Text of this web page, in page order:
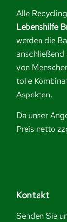
Alle
Lebenshilfe
werden die
anschließend
von
tolle
Aspekten.
Da unser
Preis netto
Kontakt
Senden Sie